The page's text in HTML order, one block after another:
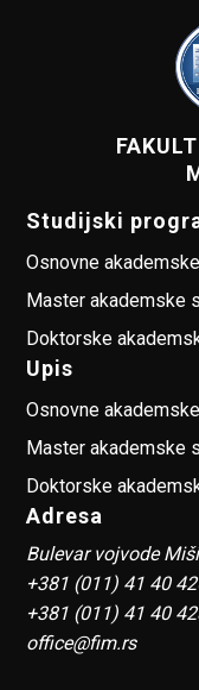
Studijski
Osnovne
Master akademske
Doktorske
Upis
Osnovne
Master akademske
Doktorske
Adresa
Bulevar vojvode
+381 (011) 41 40
+381 (011) 41 40
office@fim.rs